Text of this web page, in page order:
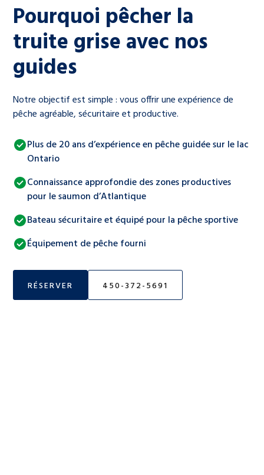
Pourquoi pêcher la
truite grise avec nos
guides
Notre objectif est simple : vous offrir une expérience de
pêche agréable, sécuritaire et productive.
Plus de 20 ans d’expérience en pêche guidée sur le lac
Ontario
Connaissance approfondie des zones productives
pour le saumon d’Atlantique
Bateau sécuritaire et équipé pour la pêche sportive
Équipement de pêche fourni
RÉSERVER 450-372-5691